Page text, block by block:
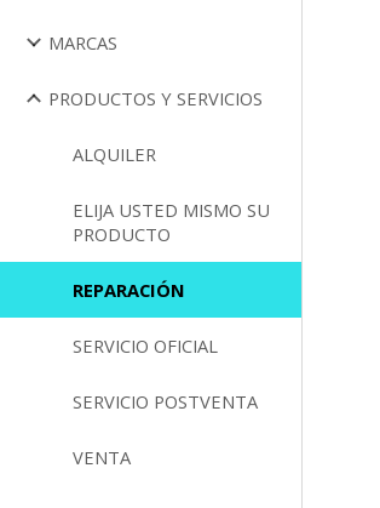
MARCAS
PRODUCTOS Y SERVICIOS
ALQUILER
ELIJA USTED MISMO SU
PRODUCTO
REPARACIÓN
SERVICIO OFICIAL
SERVICIO POSTVENTA
VENTA